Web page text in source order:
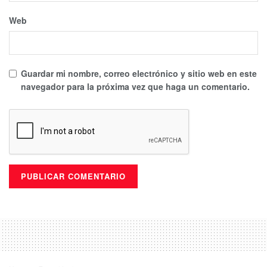
El síndico de la administración Beristain tenía la obligación
arcas, parque vehicular, inventario de bienes muebles e
inmuebles, etcétera. Eso lo debió hacer en la primera
Web
Guardar mi nombre, correo electrónico y sitio web en este
navegador para la próxima vez que haga un comentario.